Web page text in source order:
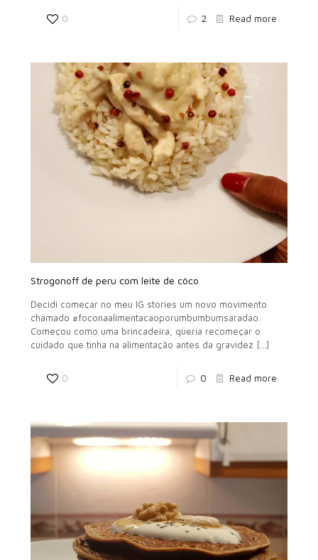
0 2 Read more
Strogonoff de peru com leite de côco
Decidi começar no meu IG stories um novo movimento
chamado #foconaalimentacaoporumbumbumsaradao.
Começou como uma brincadeira, queria recomeçar o
cuidado que tinha na alimentação antes da gravidez […]
0 0 Read more